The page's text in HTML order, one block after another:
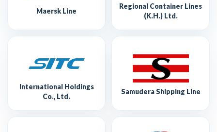
Maersk Line
Regional Container Lines
(K.H.) Ltd.
International Holdings
Co., Ltd.
Samudera Shipping Line